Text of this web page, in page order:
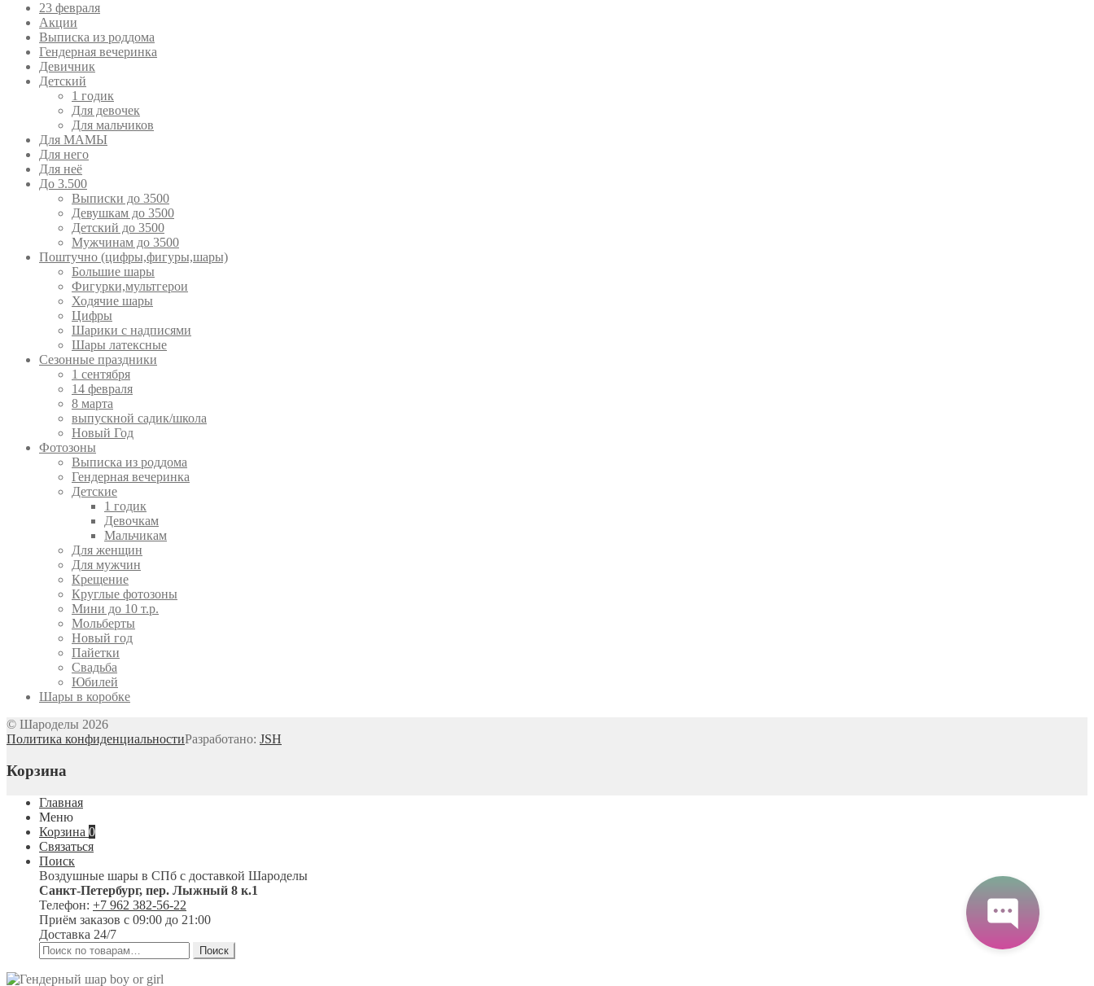
23 февраля
Акции
Выписка из роддома
Гендерная вечеринка
Девичник
Детский
1 годик
Для девочек
Для мальчиков
Для МАМЫ
Для него
Для неё
До 3.500
Выписки до 3500
Девушкам до 3500
Детский до 3500
Мужчинам до 3500
Поштучно (цифры,фигуры,шары)
Большие шары
Фигурки,мультгерои
Ходячие шары
Цифры
Шарики с надписями
Шары латексные
Сезонные праздники
1 сентября
14 февраля
8 марта
выпускной садик/школа
Новый Год
Фотозоны
Выписка из роддома
Гендерная вечеринка
Детские
1 годик
Девочкам
Мальчикам
Для женщин
Для мужчин
Крещение
Круглые фотозоны
Мини до 10 т.р.
Мольберты
Новый год
Пайетки
Свадьба
Юбилей
Шары в коробке
© Шароделы 2026
Политика конфиденциальностиРазработано: JSH
Корзина
Главная
Меню
Корзина 0
Связаться
Поиск
Воздушные шары в СПб с доставкой Шароделы
Санкт-Петербург, пер. Лыжный 8 к.1
Телефон: +7 962 382-56-22
Приём заказов с 09:00 до 21:00
Доставка 24/7
Искать:
Поиск